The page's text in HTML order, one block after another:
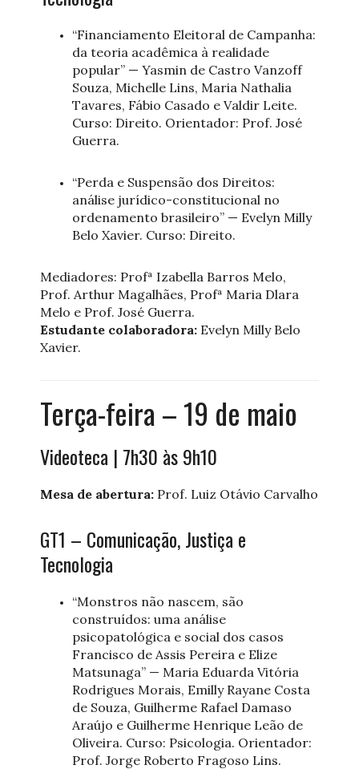
“Financiamento Eleitoral de Campanha:
da teoria acadêmica à realidade
popular” — Yasmin de Castro Vanzoff
Souza, Michelle Lins, Maria Nathalia
Tavares, Fábio Casado e Valdir Leite.
Curso: Direito. Orientador: Prof. José
Guerra.
“Perda e Suspensão dos Direitos:
análise jurídico-constitucional no
ordenamento brasileiro” — Evelyn Milly
Belo Xavier. Curso: Direito.
Mediadores: Profª Izabella Barros Melo,
Prof. Arthur Magalhães, Profª Maria Dlara
Melo e Prof. José Guerra.
Estudante colaboradora: Evelyn Milly Belo
Xavier.
Terça-feira – 19 de maio
Videoteca | 7h30 às 9h10
Mesa de abertura: Prof. Luiz Otávio Carvalho
GT1 – Comunicação, Justiça e
Tecnologia
“Monstros não nascem, são
construídos: uma análise
psicopatológica e social dos casos
Francisco de Assis Pereira e Elize
Matsunaga” — Maria Eduarda Vitória
Rodrigues Morais, Emilly Rayane Costa
de Souza, Guilherme Rafael Damaso
Araújo e Guilherme Henrique Leão de
Oliveira. Curso: Psicologia. Orientador:
Prof. Jorge Roberto Fragoso Lins.